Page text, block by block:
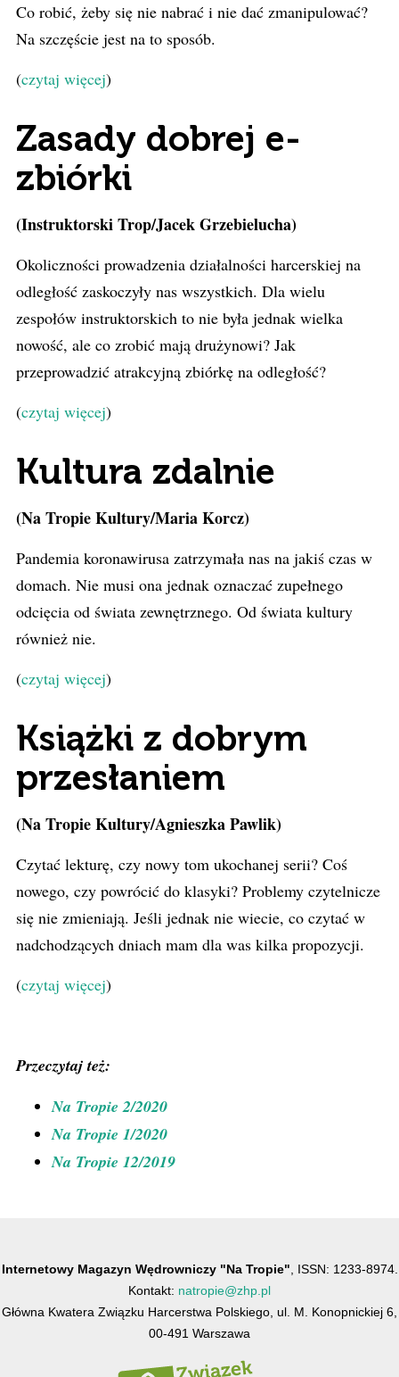
Co robić, żeby się nie nabrać i nie dać zmanipulować?
Na szczęście jest na to sposób.
(czytaj więcej)
Zasady dobrej e-
zbiórki
(Instruktorski Trop/Jacek Grzebielucha)
Okoliczności prowadzenia działalności harcerskiej na
odległość zaskoczyły nas wszystkich. Dla wielu
zespołów instruktorskich to nie była jednak wielka
nowość, ale co zrobić mają drużynowi? Jak
przeprowadzić atrakcyjną zbiórkę na odległość?
(czytaj więcej)
Kultura zdalnie
(Na Tropie Kultury/Maria Korcz)
Pandemia koronawirusa zatrzymała nas na jakiś czas w
domach. Nie musi ona jednak oznaczać zupełnego
odcięcia od świata zewnętrznego. Od świata kultury
również nie.
(czytaj więcej)
Książki z dobrym
przesłaniem
(Na Tropie Kultury/Agnieszka Pawlik)
Czytać lekturę, czy nowy tom ukochanej serii? Coś
nowego, czy powrócić do klasyki? Problemy czytelnicze
się nie zmieniają. Jeśli jednak nie wiecie, co czytać w
nadchodzących dniach mam dla was kilka propozycji.
(czytaj więcej)
Przeczytaj też:
Na Tropie 2/2020
Na Tropie 1/2020
Na Tropie 12/2019
Internetowy Magazyn Wędrowniczy "Na Tropie" , ISSN: 1233-8974.
Kontakt: natropie@zhp.pl
Główna Kwatera Związku Harcerstwa Polskiego, ul. M. Konopnickiej 6,
00-491 Warszawa